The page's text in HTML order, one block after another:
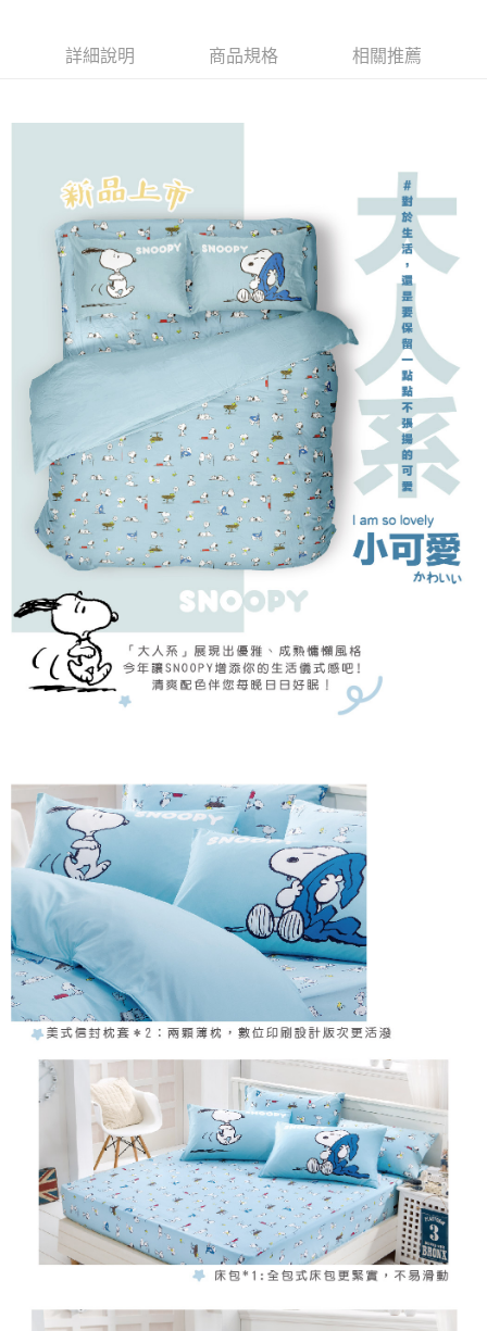
１．簡單：不需註冊會員、不需綁卡、不需儲值。
２．便利：只要手機號碼，簡訊認證，即可結帳。
【「AFTEE先享後付」結帳流程】
２．訂單成立數日內，您將收到繳費通知簡訊。
３．收到繳費通知簡訊後14天內，點擊此簡訊中的連結，可透過四大超商／
ATM／網路銀行／等多元方式進行付款，方視為交易完成。
※ 請注意：結帳手續完成當下不需立刻繳費，但若您需要取消訂單，請聯絡
購買商品的店家。未經商家同意取消之訂單仍視為有效，需透過AFTEE先享
後付繳納相關費用。
※ 交易是否成功請以「AFTEE先享後付 」之結帳頁面顯示為準，若有關於
是否繳費成功／繳費後需取消欲退款等相關疑問，請聯繫「AFTEE先享後付
客戶支援中心」https://netprotections.freshdesk.com/support/home
【注意事項】
１．透過由恩沛科技股份有限公司提供之「AFTEE先享後付」服務完成之交
易，需依本服務之必要範圍內提供個人資料，並將交易相關給付款項請求債
權轉讓予恩沛科技股份有限公司。
２．關於個人資料處理事宜，請瀏覽以下網址：
https://aftee.tw/terms/#terms3
３．未成年的使用者請事先徵得法定代理人或監護人之同意方可使用
「AFTEE先享後付」，若未經同意申辦者引起之損失，本公司不負相關責
任。
４．使用「AFTEE先享後付」時，將依據個別帳號之用戶狀況，依本公司即
時審查核予不同之上限額度；若仍有額度不足之情形，本公司將視審查結果
請求用戶進行身份認證。
５．嚴禁一人註冊多個帳號或使用他人資訊註冊。若發現惡意使用之情形，
恩沛科技股份有限公司將有權停止該用戶之使用額度並採取法律行動。
運送方式
每筆NT$80，滿NT$1,700(含以上)免運費
每筆NT$500
付款後7-11取貨
每筆NT$80，滿NT$2,000(含以上)免運費
每筆NT$100，滿NT$3,000(含以上)免運費
詳細說明 商品規格 相關推薦